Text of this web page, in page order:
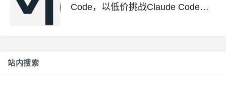
Code，以低价挑战Claude Code与
站内搜索